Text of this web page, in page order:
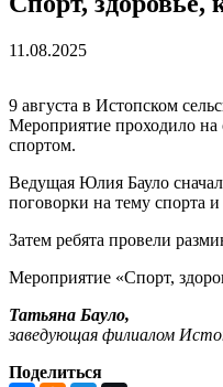
11.08.2025
9 августа в Истопском
Мероприятие проходило на
спортом.
Ведущая Юлия Бауло
поговорки на тему спорта и
Затем ребята провели
Мероприятие «Спорт,
Татьяна Бауло,
заведующая филиалом
Поделиться